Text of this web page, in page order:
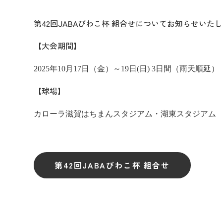
第42回JABAびわこ杯 組合せについてお知らせいた
【大会期間】
2025年10月17日（金）～19日(日) 3日間（雨天順延）
【球場】
カローラ滋賀はちまんスタジアム・湖東スタジアム
第42回JABAびわこ杯 組合せ